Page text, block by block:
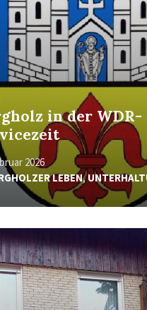
in der WDR-
2026
LEBEN,